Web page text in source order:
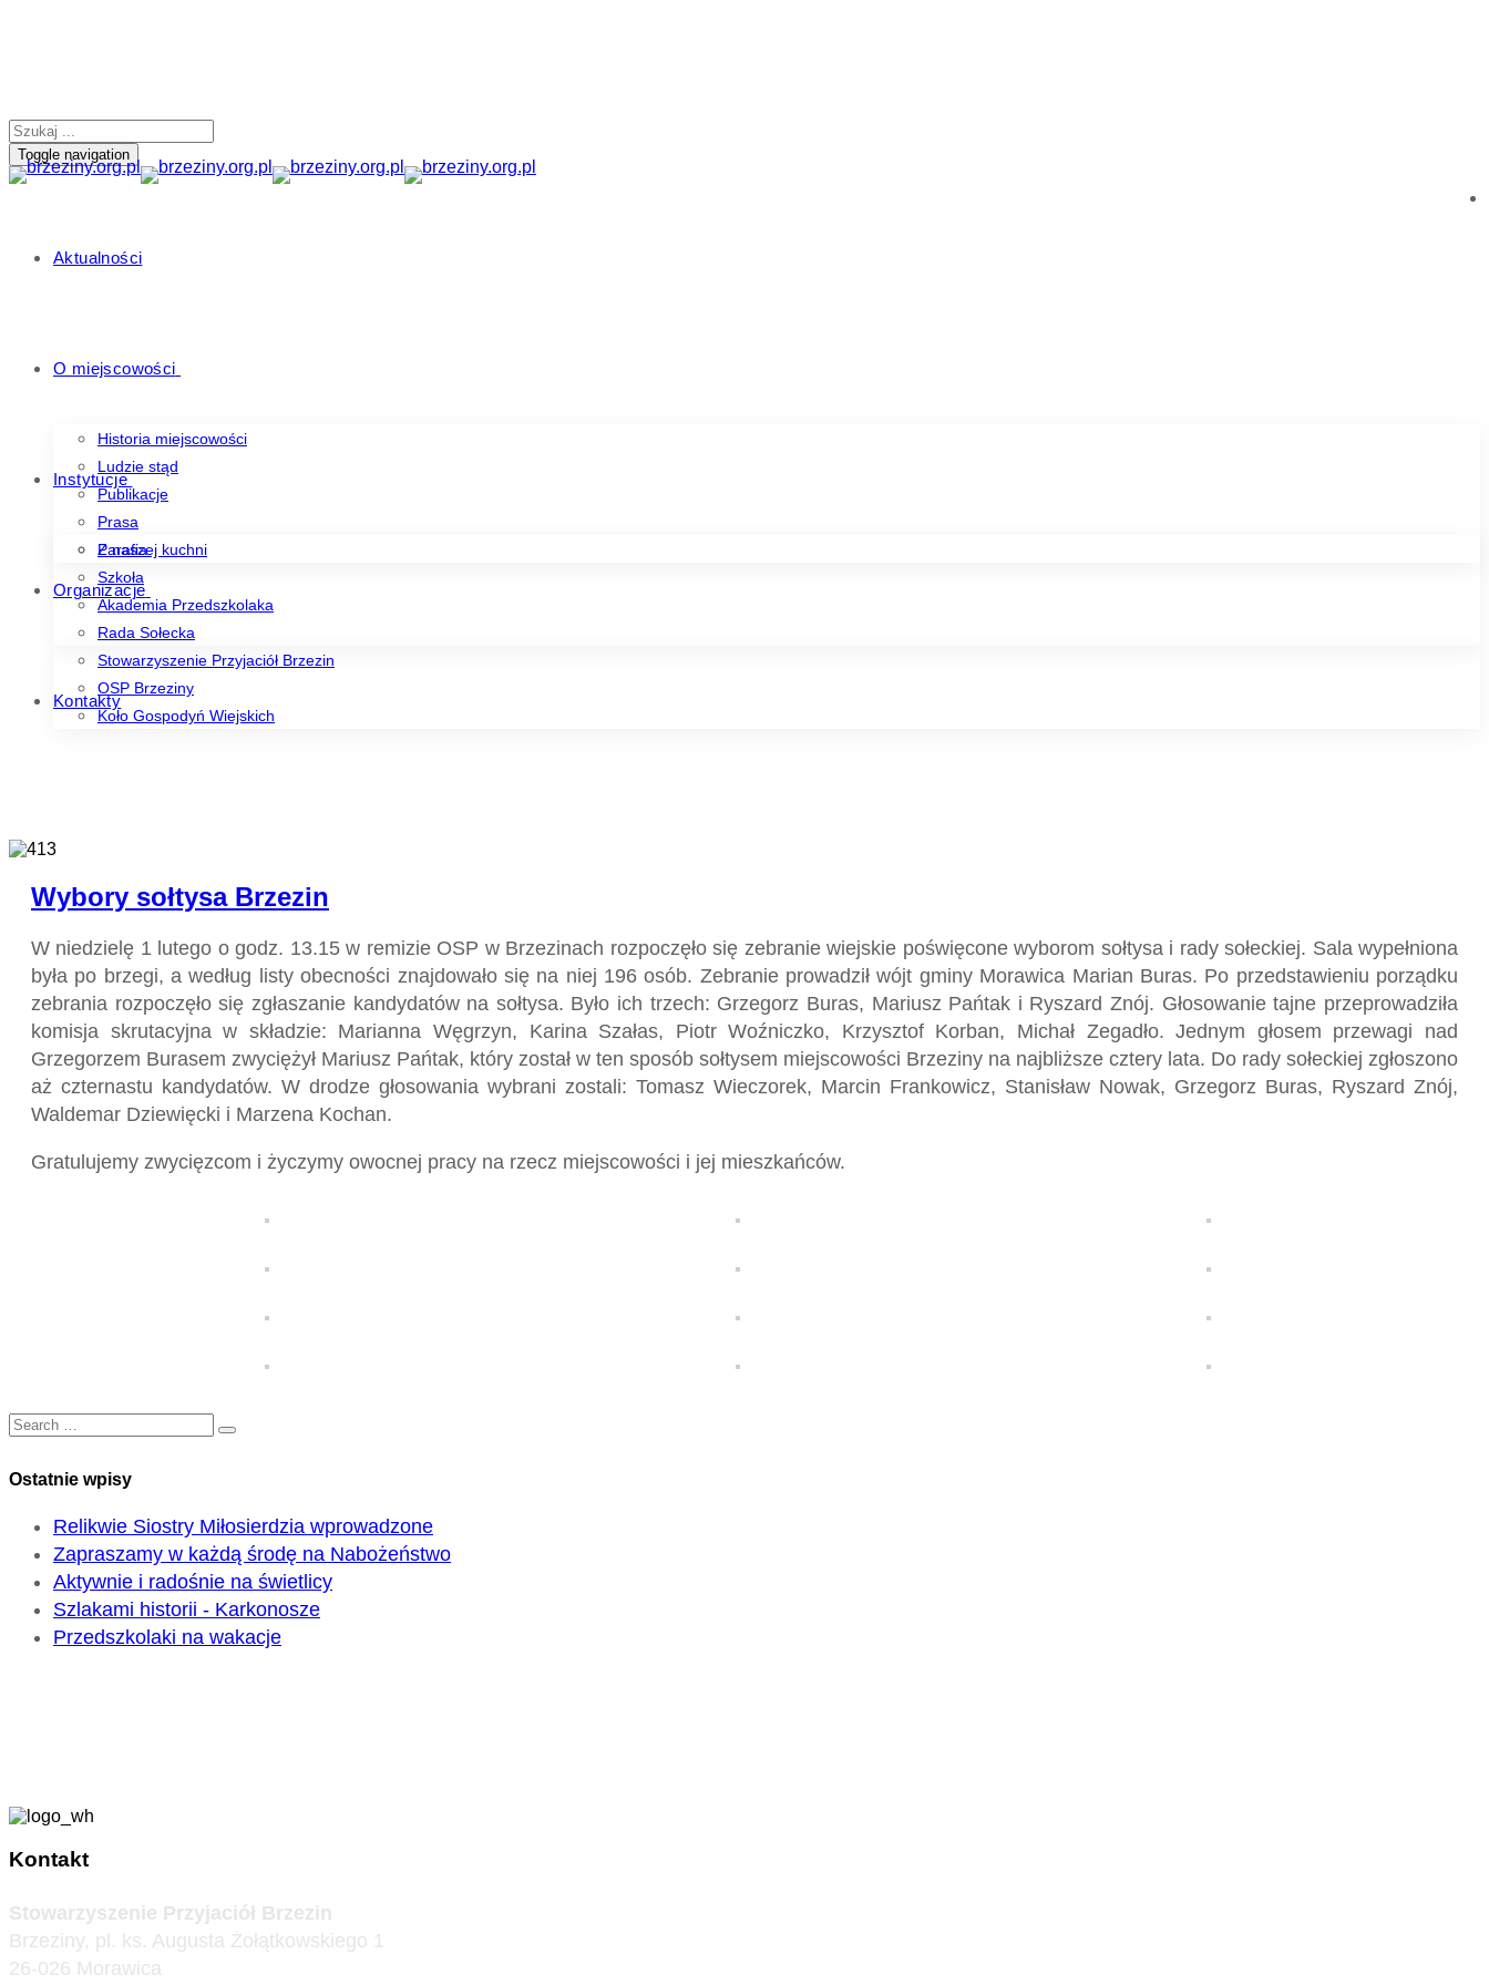
Toggle navigation
Aktualności
O miejscowości
Historia miejscowości
Ludzie stąd
Publikacje
Prasa
Z naszej kuchni
Instytucje
Parafia
Szkoła
Akademia Przedszkolaka
Rada Sołecka
Organizacje
Stowarzyszenie Przyjaciół Brzezin
OSP Brzeziny
Koło Gospodyń Wiejskich
Kontakty
Wybory sołtysa Brzezin
W niedzielę 1 lutego o godz. 13.15 w remizie OSP w Brzezinach rozpoczęło się zebranie wiejskie poświęcone wyborom sołtysa i rady sołeckiej. Sala wypełniona
była po brzegi, a według listy obecności znajdowało się na niej 196 osób. Zebranie prowadził wójt gminy Morawica Marian Buras. Po przedstawieniu porządku
zebrania rozpoczęło się zgłaszanie kandydatów na sołtysa. Było ich trzech: Grzegorz Buras, Mariusz Pańtak i Ryszard Znój. Głosowanie tajne przeprowadziła
komisja skrutacyjna w składzie: Marianna Węgrzyn, Karina Szałas, Piotr Woźniczko, Krzysztof Korban, Michał Zegadło. Jednym głosem przewagi nad
Grzegorzem Burasem zwyciężył Mariusz Pańtak, który został w ten sposób sołtysem miejscowości Brzeziny na najbliższe cztery lata. Do rady sołeckiej zgłoszono
aż czternastu kandydatów. W drodze głosowania wybrani zostali: Tomasz Wieczorek, Marcin Frankowicz, Stanisław Nowak, Grzegorz Buras, Ryszard Znój,
Waldemar Dziewięcki i Marzena Kochan.
Gratulujemy zwycięzcom i życzymy owocnej pracy na rzecz miejscowości i jej mieszkańców.
Ostatnie wpisy
Relikwie Siostry Miłosierdzia wprowadzone
Zapraszamy w każdą środę na Nabożeństwo
Aktywnie i radośnie na świetlicy
Szlakami historii - Karkonosze
Przedszkolaki na wakacje
Kontakt
Stowarzyszenie Przyjaciół Brzezin
Brzeziny, pl. ks. Augusta Żołątkowskiego 1
26-026 Morawica